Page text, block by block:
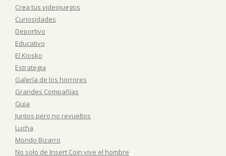
Crea tus videojuegos
Curiosidades
Deportivo
Educativo
El Kiosko
Estrategia
Galería de los horrores
Grandes Compañías
Guia
Juntos pero no revueltos
Lucha
Mondo Bizarro
No solo de Insert Coin vive el hombre